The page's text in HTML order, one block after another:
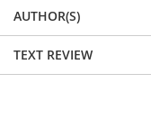
AUTHOR(S)
TEXT REVIEW